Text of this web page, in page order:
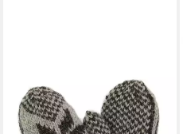
Bernie gefüttert Merinowolle
Stern Anthrazit
50,00 €